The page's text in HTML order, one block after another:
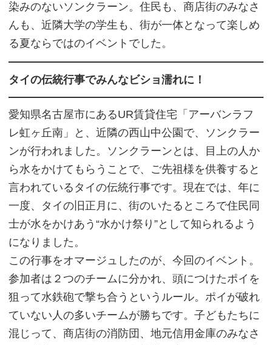
染みのないソンクラーン。住民も、商店街のみなさ
んも、近隣大学の学生も、街が一体となって楽しめ
る夏ならではのイベントでした。
タイの伝統行事でみんなビショ濡れに！
愛知県名古屋市にあるUR賃貸住宅「アーバンラフ
レ虹ヶ丘南」と、近隣の西山中公園で、ソンクラー
ンが行われました。ソンクラーンとは、目上の人か
ら水をかけてもらうことで、ご先祖様を供養すると
言われているタイの伝統行事です。現在では、年に
一度、タイの旧正月に、街のいたるところで住民同
士が水をかけあう“水かけ祭り”として知られるよう
になりました。
この行事をオマージュしたのが、今回のイベント。
参加者は２つのチームに分かれ、頭につけたポイを
狙って水鉄砲で撃ち合うというルール。ポイが破れ
ていない人の多いチームが勝ちです。子どもたちに
混じって、商店街の消防団、地元信用金庫のみなさ